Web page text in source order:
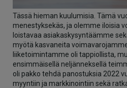
Tässä hieman kuulumisia. Tämä
menestyksekäs, ja olemme iloisia
loistavaa asiakaskysyntäämme
myötä kasvaneita
liiketoimintamme oli tappiollista,
ensimmäisellä neljänneksellä
oli pakko tehdä panostuksia 2022
myyntiin ja markkinointiin sekä